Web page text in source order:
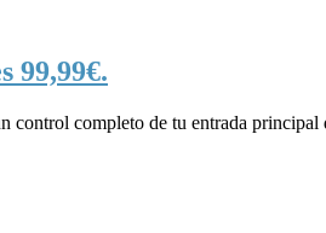
99,99€.
completo de tu entrada